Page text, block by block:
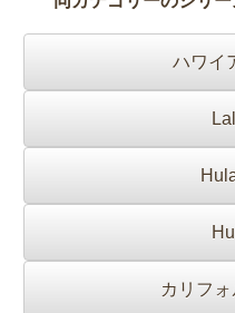
ハワイ
カリフ